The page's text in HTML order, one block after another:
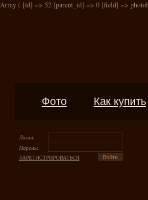
Array ( [id] => 52 [parent_id] => 0 [field] =>
Фото Как купить
Логин:
Пароль:
ЗАРЕГИСТРИРОВАТЬСЯ